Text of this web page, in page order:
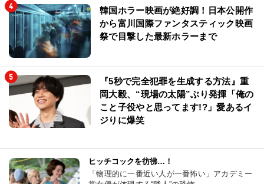
韓国ホラー映画が絶好調！日本公開作
から富川国際ファンタスティック映画
祭で目撃した最新ホラーまで
『5秒で完全犯罪を生成する方法』重
岡大毅、“現場の太陽”ぶり発揮「俺の
こと子役やと思ってます!?」愛あるイ
ジりに爆笑
ヒッチコックを彷彿…！
「物理的に一番近い人が一番怖い」アカデミー